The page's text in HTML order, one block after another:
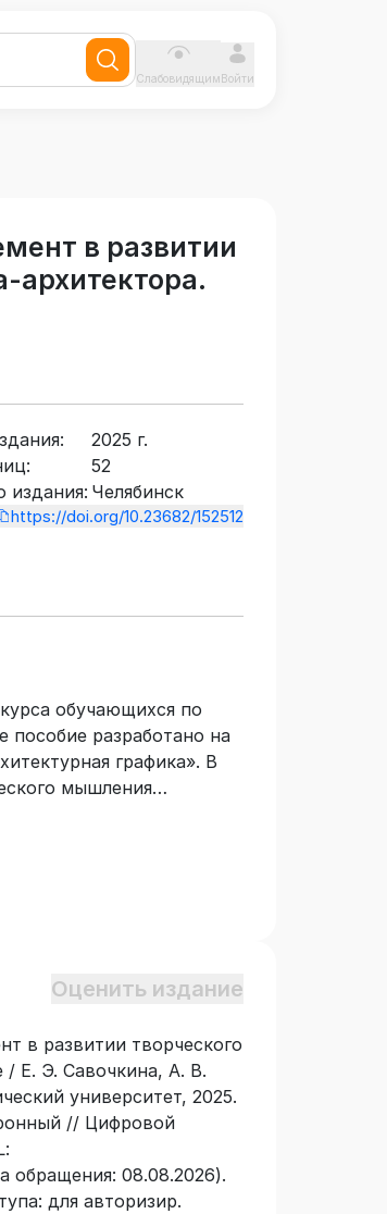
СлабовидящимВойти
в развитии
архитектора.
2025 г.
52
издания: Челябинск
https://doi.org/10.23682/152512
обучающихся по
пособие разработано на
графика». В
мышления
фантазий в
графических
Оценить издание
в развитии творческого
/ Е. Э. Савочкина, А. В.
университет, 2025.
// Цифровой
обращения: 08.08.2026).
для авторизир.